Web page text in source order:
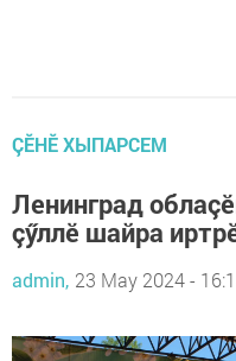
ÇӖНӖ ХЫПАРСЕМ
Ленинград
çӳллӗ шайра
admin, 23 May 2024 -